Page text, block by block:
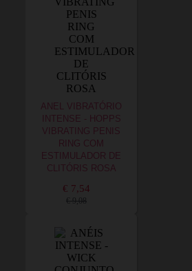
ANEL VIBRATÓRIO
INTENSE - HOPPS
VIBRATING PENIS
RING COM
ESTIMULADOR DE
CLITÓRIS ROSA
€ 7,54
€ 9,08